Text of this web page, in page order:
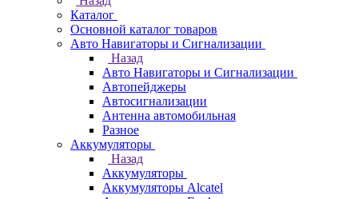
Каталог
Основной каталог товаров
Авто Навигаторы и Сигнализации
Назад
Авто Навигаторы и Сигнализации
Автопейджеры
Автосигнализации
Антенна автомобильная
Разное
Аккумуляторы
Назад
Аккумуляторы
Аккумуляторы Alcatel